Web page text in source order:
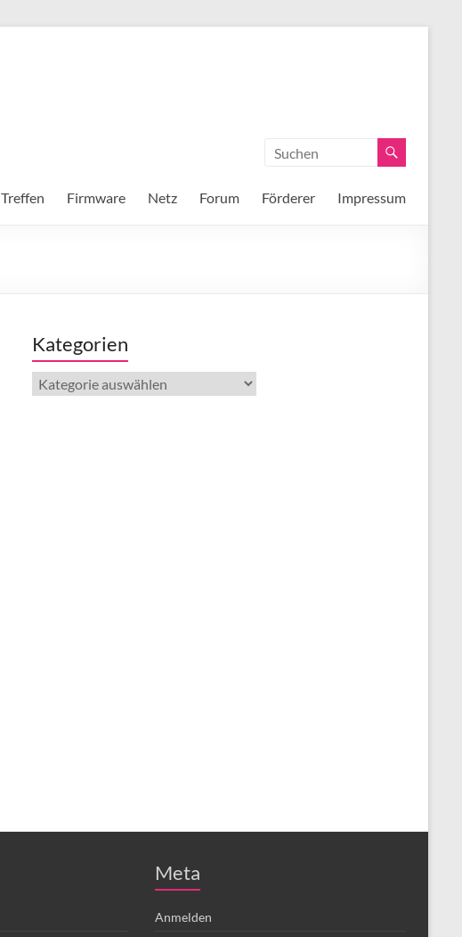
Treffen Firmware Netz Forum Förderer Impressum
Kategorien
Kategorien
Meta
Anmelden